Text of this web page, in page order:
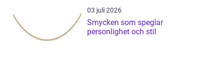
03 juli 2026
Smycken som speglar
personlighet och stil